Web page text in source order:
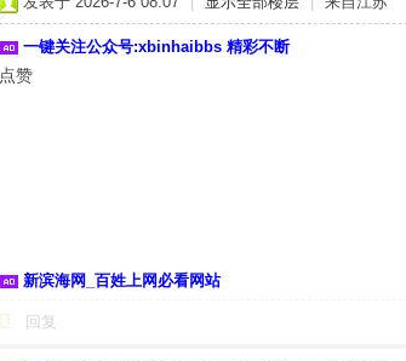
一键关注公众号:xbinhaibbs 精彩不断
点赞
新滨海网_百姓上网必看网站
回复